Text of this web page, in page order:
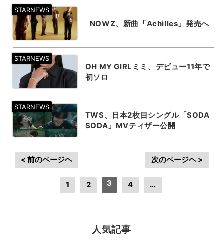
NOWZ、新曲「Achilles」発売へ
OH MY GIRLミミ、デビュー11年で
初ソロ
TWS、日本2枚目シングル「SODA
SODA」MVティザー公開
< 前のページヘ
1 2 3 4 …
次のページヘ >
人気記事